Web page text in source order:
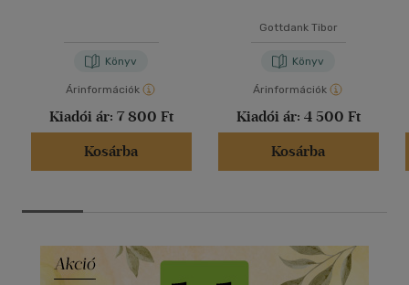
Könyv
Árinformációk
Kiadói ár: 7 800 Ft
Kosárba
Gottdank Tibor
Könyv
Árinformációk
Kiadói ár: 4 500 Ft
Kosárba